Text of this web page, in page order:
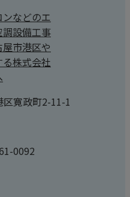
寛政町2-11-1
0092